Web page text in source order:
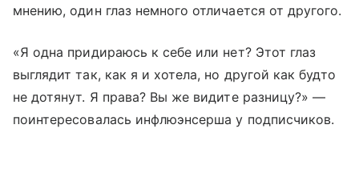
мнению, один глаз немного отличается от другого.
«Я одна придираюсь к себе или нет? Этот глаз
выглядит так, как я и хотела, но другой как будто
не дотянут. Я права? Вы же видите разницу?» —
поинтересовалась инфлюэнсерша у подписчиков.